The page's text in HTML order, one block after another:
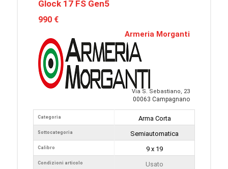
Glock 17 FS Gen5
990 €
Armeria Morganti
Via S. Sebastiano, 23
00063 Campagnano
Categoria
Sottocategoria
Calibro
Condizioni articolo
Arma Corta
Semiautomatica
9 x 19
Usato